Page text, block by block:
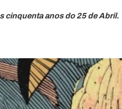
cinquenta anos do 25 de Abril.